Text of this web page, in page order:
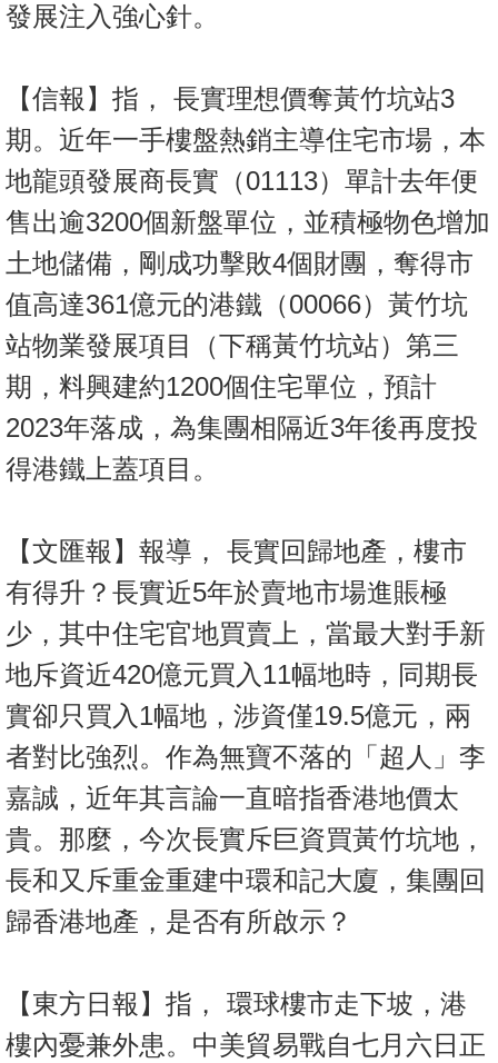
發展注入強心針。
【信報】指， 長實理想價奪黃竹坑站3
期。近年一手樓盤熱銷主導住宅市場，本
地龍頭發展商長實（01113）單計去年便
售出逾3200個新盤單位，並積極物色增加
土地儲備，剛成功擊敗4個財團，奪得市
值高達361億元的港鐵（00066）黃竹坑
站物業發展項目（下稱黃竹坑站）第三
期，料興建約1200個住宅單位，預計
2023年落成，為集團相隔近3年後再度投
得港鐵上蓋項目。
【文匯報】報導， 長實回歸地產，樓市
有得升？長實近5年於賣地市場進賬極
少，其中住宅官地買賣上，當最大對手新
地斥資近420億元買入11幅地時，同期長
實卻只買入1幅地，涉資僅19.5億元，兩
者對比強烈。作為無寶不落的「超人」李
嘉誠，近年其言論一直暗指香港地價太
貴。那麼，今次長實斥巨資買黃竹坑地，
長和又斥重金重建中環和記大廈，集團回
歸香港地產，是否有所啟示？
【東方日報】指， 環球樓市走下坡，港
樓內憂兼外患。中美貿易戰自七月六日正